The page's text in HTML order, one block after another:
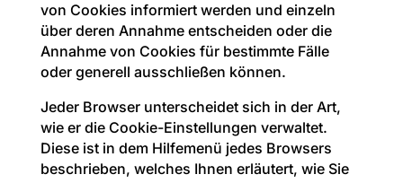
von Cookies informiert werden und einzeln
über deren Annahme entscheiden oder die
Annahme von Cookies für bestimmte Fälle
oder generell ausschließen können.
Jeder Browser unterscheidet sich in der Art,
wie er die Cookie-Einstellungen verwaltet.
Diese ist in dem Hilfemenü jedes Browsers
beschrieben, welches Ihnen erläutert, wie Sie